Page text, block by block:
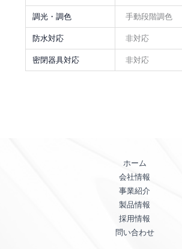
調光・調色 手動段階調色
防水対応 非対応
密閉器具対応 非対応
ホーム
会社情報
事業紹介
製品情報
採用情報
問い合わせ